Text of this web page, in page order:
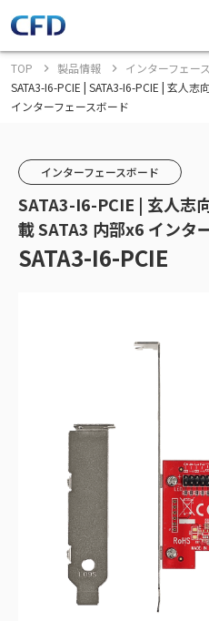
TOP 製品情報
インターフェー
SATA3-I6-PCIE | SATA3-I6-PCIE | 玄人
インターフェースボード
インターフェースボード
SATA3-I6-PCIE | 玄人志
載 SATA3 内部x6 インタ
SATA3-I6-PCIE